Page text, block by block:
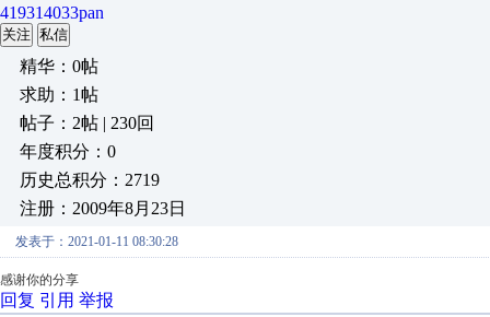
419314033pan
关注 私信
精华：0帖
求助：1帖
帖子：2帖 | 230回
年度积分：0
历史总积分：2719
注册：2009年8月23日
发表于：2021-01-11 08:30:28
感谢你的分享
回复 引用 举报